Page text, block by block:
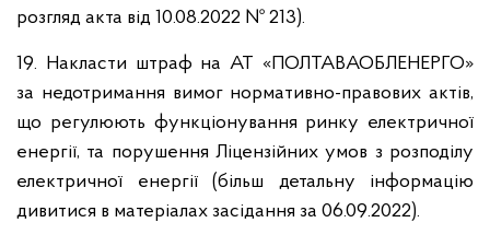
розгляд акта від 10.08.2022 № 213).
19. Накласти штраф на АТ «ПОЛТАВАОБЛЕНЕРГО»
за недотримання вимог нормативно-правових актів,
що регулюють функціонування ринку електричної
енергії, та порушення Ліцензійних умов з розподілу
електричної енергії (більш детальну інформацію
дивитися в матеріалах засідання за 06.09.2022).